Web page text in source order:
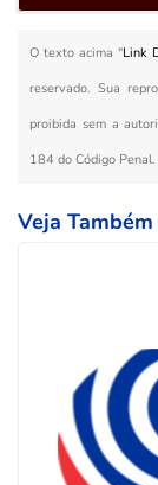
O texto acima "Link
reservado. Sua
proibida sem a
184 do Código
Veja Também